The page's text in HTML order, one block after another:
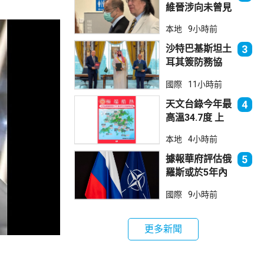
維晉涉向未曾見
委會繼續聆訊
本地 9小時前
沙特巴基斯坦土
耳其簽防務協
林團結
3
國際 11小時前
天文台錄今年最
高溫34.7度 上
4
本地 4小時前
據報華府評估俄
羅斯或於5年內
北約集體防禦
5
國際 9小時前
更多新聞